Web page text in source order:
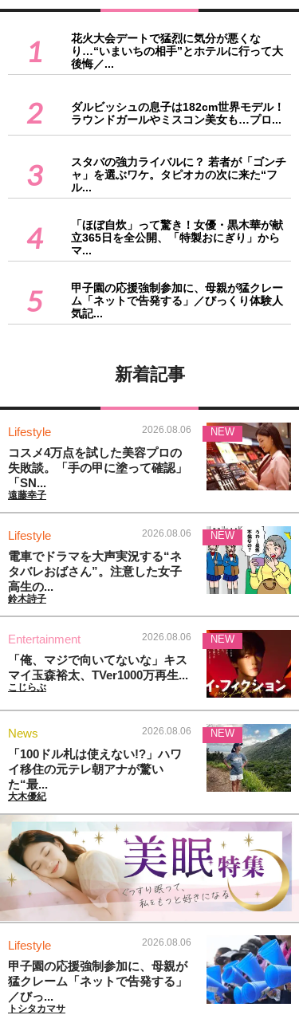
1
花火大会デートで猛烈に気分が悪くな
り…“いまいちの相手”とホテルに行って大
後悔／...
2
ダルビッシュの息子は182cm世界モデル！
ラウンドガールやミスコン美女も…プロ...
3
スタバの強力ライバルに？ 若者が「ゴンチ
ャ」を選ぶワケ。タピオカの次に来た“フ
ル...
4
「ほぼ自炊」って驚き！女優・黒木華が献
立365日を全公開、「特製おにぎり」から
マ...
5
甲子園の応援強制参加に、母親が猛クレー
ム「ネットで告発する」／びっくり体験人
気記...
新着記事
Lifestyle 2026.08.06
コスメ4万点を試した美容プロの
失敗談。「手の甲に塗って確認」
「SN...
遠藤幸子
NEW
Lifestyle 2026.08.06
電車でドラマを大声実況する“ネ
タバレおばさん”。注意した女子
高生の...
鈴木詩子
NEW
Entertainment 2026.08.06
「俺、マジで向いてないな」キス
マイ玉森裕太、TVer1000万再生...
こじらぶ
NEW
News 2026.08.06
「100ドル札は使えない!?」ハワ
イ移住の元テレ朝アナが驚い
た“最...
大木優紀
NEW
Lifestyle 2026.08.06
甲子園の応援強制参加に、母親が
猛クレーム「ネットで告発する」
／びっ...
トシタカマサ